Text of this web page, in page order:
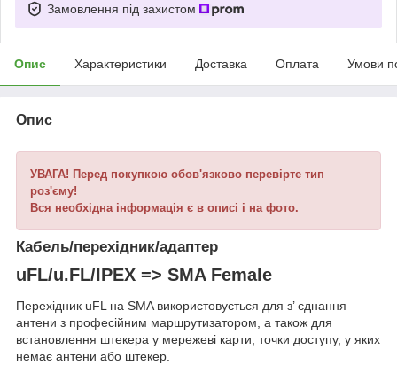
Замовлення під захистом
Опис Характеристики Доставка Оплата Умови
Опис
УВАГА! Перед покупкою обов'язково перевірте тип
роз'єму!
Вся необхідна інформація є в описі і на фото.
Кабель/перехідник/адаптер
uFL/u.FL/IPEX => SMA Female
Перехідник uFL на SMA використовується для з’ єднання
антени з професійним маршрутизатором, а також для
встановлення штекера у мережеві карти, точки доступу, у яких
немає антени або штекер.